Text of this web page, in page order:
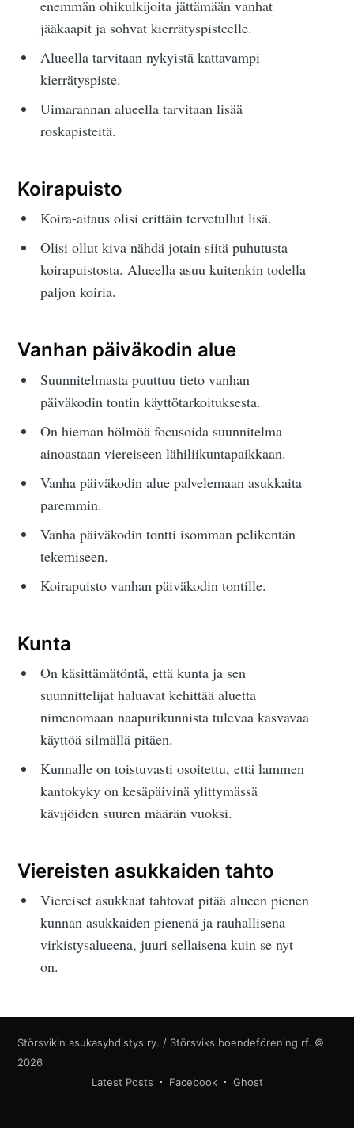
enemmän ohikulkijoita jättämään vanhat
jääkaapit ja sohvat kierrätyspisteelle.
Alueella tarvitaan nykyistä kattavampi
kierrätyspiste.
Uimarannan alueella tarvitaan lisää
roskapisteitä.
Koirapuisto
Koira-aitaus olisi erittäin tervetullut lisä.
Olisi ollut kiva nähdä jotain siitä puhutusta
koirapuistosta. Alueella asuu kuitenkin todella
paljon koiria.
Vanhan päiväkodin alue
Suunnitelmasta puuttuu tieto vanhan
päiväkodin tontin käyttötarkoituksesta.
On hieman hölmöä focusoida suunnitelma
ainoastaan viereiseen lähiliikuntapaikkaan.
Vanha päiväkodin alue palvelemaan asukkaita
paremmin.
Vanha päiväkodin tontti isomman pelikentän
tekemiseen.
Koirapuisto vanhan päiväkodin tontille.
Kunta
On käsittämätöntä, että kunta ja sen
suunnittelijat haluavat kehittää aluetta
nimenomaan naapurikunnista tulevaa kasvavaa
käyttöä silmällä pitäen.
Kunnalle on toistuvasti osoitettu, että lammen
kantokyky on kesäpäivinä ylittymässä
kävijöiden suuren määrän vuoksi.
Viereisten asukkaiden tahto
Viereiset asukkaat tahtovat pitää alueen pienen
kunnan asukkaiden pienenä ja rauhallisena
virkistysalueena, juuri sellaisena kuin se nyt
on.
Störsvikin asukasyhdistys ry. / Störsviks boendeförening rf. ©
2026
Latest Posts
Facebook Ghost